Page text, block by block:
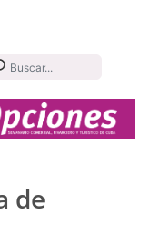
navigation
de